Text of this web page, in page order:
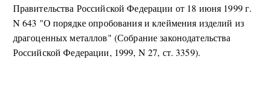
Правительства Российской Федерации от 18 июня 1999 г.
N 643 "О порядке опробования и клеймения изделий из
драгоценных металлов" (Собрание законодательства
Российской Федерации, 1999, N 27, ст. 3359).